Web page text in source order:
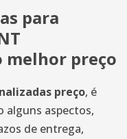
para
melhor preço
preço, é
alguns aspectos,
de entrega,